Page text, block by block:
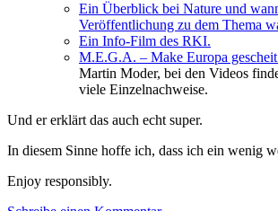
Ein Überblick bei Nature und
Veröffentlichung zu dem Thema
Ein Info-Film des RKI.
M.E.G.A. – Make Europa gescheit
Martin Moder, bei den Videos
viele Einzelnachweise.
Und er erklärt das auch echt super.
In diesem Sinne hoffe ich, dass ich ein wenig
Enjoy responsibly.